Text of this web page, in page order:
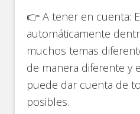
👉 A tener en cuenta:
automáticamente
muchos temas
de manera diferente y
puede dar cuenta de
posibles.